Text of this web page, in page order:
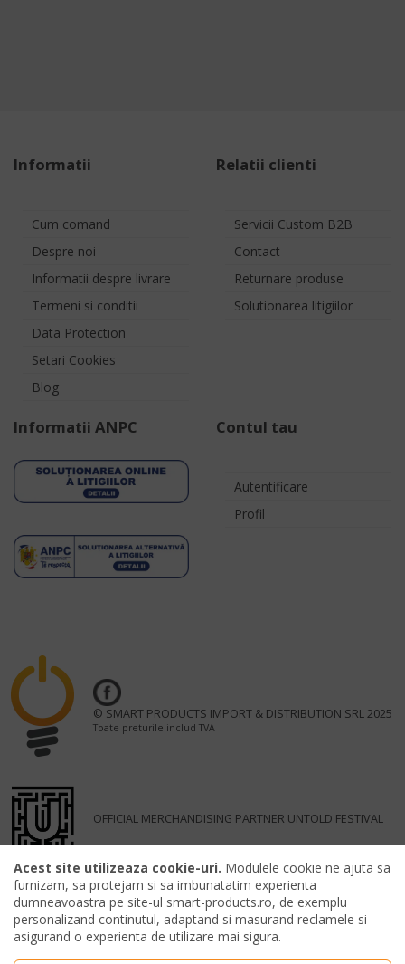
Informatii
Cum comand
Despre noi
Informatii despre livrare
Termeni si conditii
Data Protection
Setari Cookies
Blog
Relatii clienti
Servicii Custom B2B
Contact
Returnare produse
Solutionarea litigiilor
Informatii ANPC Contul tau
Autentificare
Profil
© SMART PRODUCTS IMPORT & DISTRIBUTION SRL 2025
Toate preturile includ TVA
OFFICIAL MERCHANDISING PARTNER UNTOLD FESTIVAL
Acest site utilizeaza cookie-uri. Modulele cookie ne ajuta sa
furnizam, sa protejam si sa imbunatatim experienta
dumneavoastra pe site-ul smart-products.ro, de exemplu
personalizand continutul, adaptand si masurand reclamele si
asigurand o experienta de utilizare mai sigura.